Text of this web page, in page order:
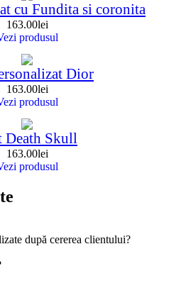
cu Fundita si coronita
163.00lei
produsul
Dior
163.00lei
produsul
Death Skull
163.00lei
produsul
după cererea clientului?